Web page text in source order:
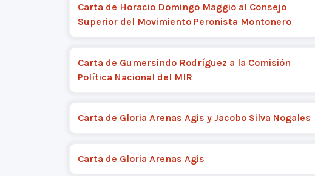
Carta de Horacio Domingo Maggio al Consejo
Superior del Movimiento Peronista Montonero
Carta de Gumersindo Rodríguez a la Comisión
Política Nacional del MIR
Carta de Gloria Arenas Agis y Jacobo Silva Nogales
Carta de Gloria Arenas Agis